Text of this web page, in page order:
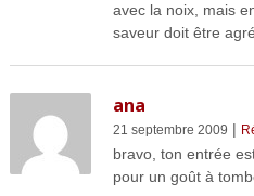
avec la noix, mais
saveur doit être
ana
21 septembre 2009 |
bravo, ton entrée
pour un goût à